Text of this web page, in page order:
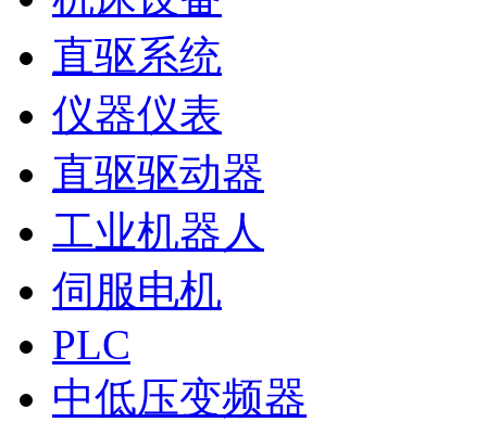
直驱系统
仪器仪表
直驱驱动器
工业机器人
伺服电机
PLC
中低压变频器